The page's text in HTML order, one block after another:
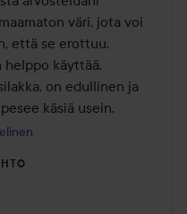
väri, jota voi
että se erottuu.
helppo käyttää.
on edullinen ja
käsiä usein.